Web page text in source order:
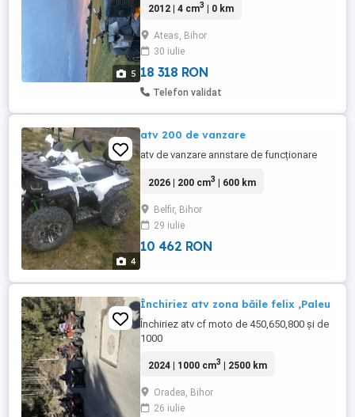
5
automată 4x4 la buton Unic proprietar în
negre 3500 Nr.tel[hidden information]
2012 | 4 cm3 | 0 km
Ateas, Bihor
30 iulie
18 318 RON
Telefon validat
4
atv 200 de vanzare
atv de vanzare annstare de funcționare
2026 | 200 cm3 | 600 km
Belfir, Bihor
29 iulie
10 462 RON
Închiriez atv zona băile felix ,Paleu
Închiriez atv cf moto de 450,650,800 și de
1000
2024 | 1000 cm3 | 2500 km
Oradea, Bihor
26 iulie